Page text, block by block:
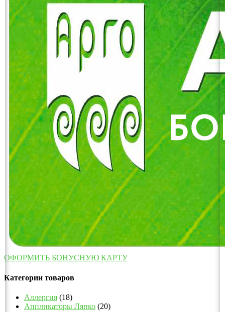
ОФОРМИТЬ БОНУСНУЮ КАРТУ
Категории товаров
Аллергия (18)
Аппликаторы Ляпко (20)